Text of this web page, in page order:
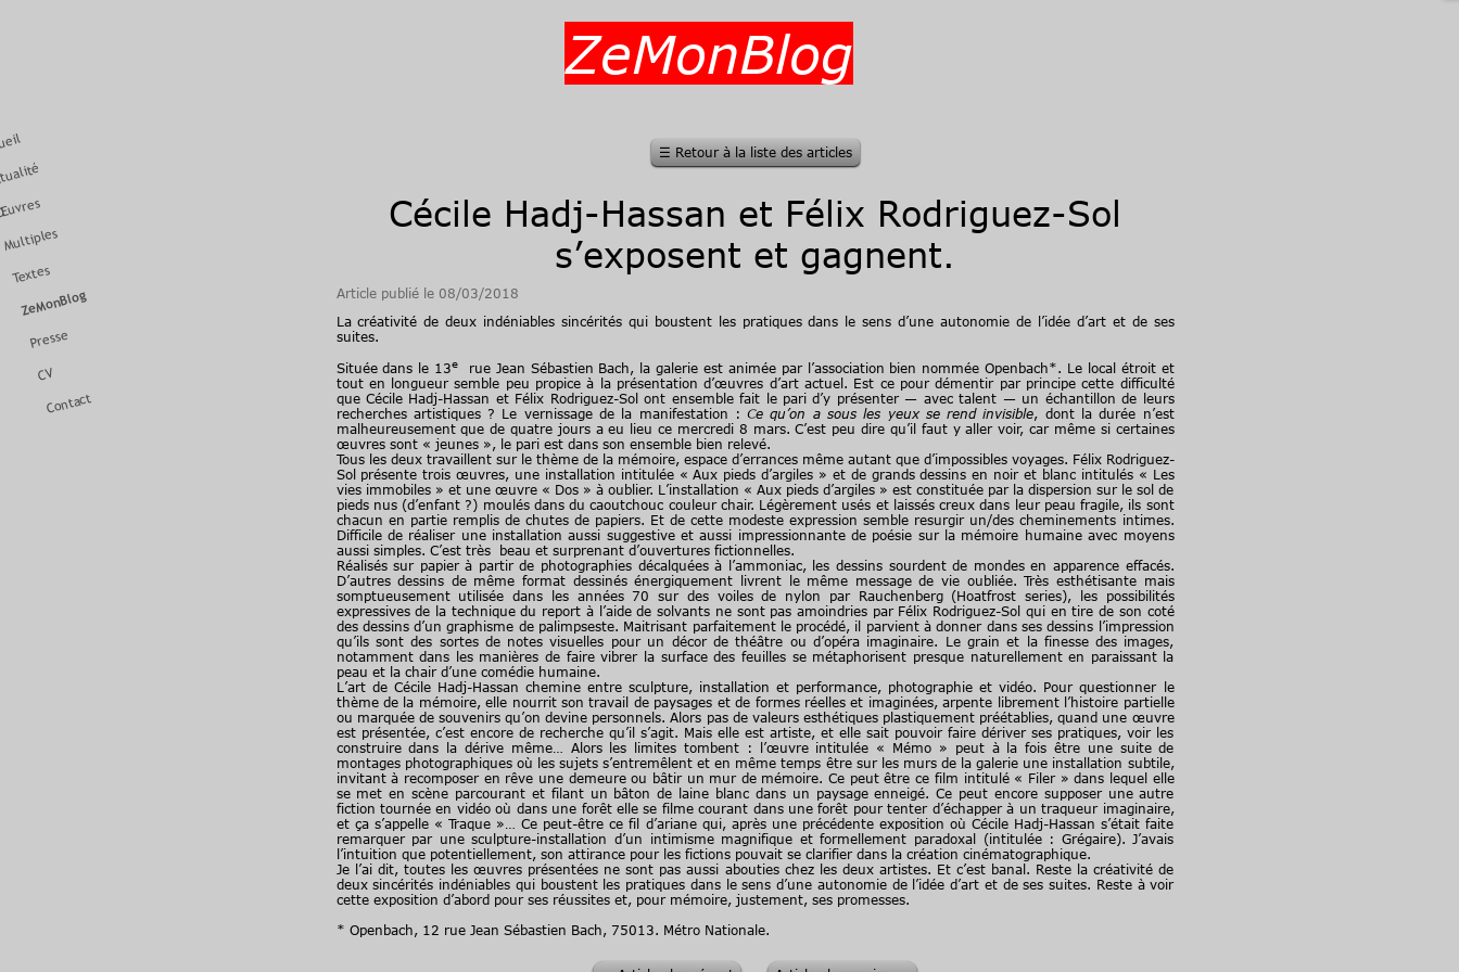
Multiples
Textes
ZeMonBlog
Presse
CV
Contact
ZeMonBlog
☰ Retour à la liste des articles
Cécile Hadj-Hassan et Félix Rodriguez-Sol
s’exposent et gagnent.
Article publié le 08/03/2018
La créativité de deux indéniables sincérités qui boustent les pratiques dans le sens d’une autonomie de l’idée d’art et de ses
suites.
Située dans le 13e rue Jean Sébastien Bach, la galerie est animée par l’association bien nommée Openbach*. Le local étroit et
tout en longueur semble peu propice à la présentation d’œuvres d’art actuel. Est ce pour démentir par principe cette difficulté
que Cécile Hadj-Hassan et Félix Rodriguez-Sol ont ensemble fait le pari d’y présenter ­­— avec talent — un échantillon de leurs
recherches artistiques ? Le vernissage de la manifestation :Ce qu’on a sous les yeux se rend invisible, dont la durée n’est
malheureusement que de quatre jours a eu lieu ce mercredi 8 mars. C’est peu dire qu’il faut y aller voir, car même si certaines
œuvres sont « jeunes », le pari est dans son ensemble bien relevé.
Tous les deux travaillent sur le thème de la mémoire, espace d’errances même autant que d’impossibles voyages. Félix Rodriguez-
Sol présente trois œuvres, une installation intitulée « Aux pieds d’argiles » et de grands dessins en noir et blanc intitulés « Les
vies immobiles » et une œuvre « Dos » à oublier. L’installation « Aux pieds d’argiles » est constituée par la dispersion sur le sol de
pieds nus (d’enfant ?) moulés dans du caoutchouc couleur chair. Légèrement usés et laissés creux dans leur peau fragile, ils sont
chacun en partie remplis de chutes de papiers. Et de cette modeste expression semble resurgir un/des cheminements intimes.
Difficile de réaliser une installation aussi suggestive et aussi impressionnante de poésie sur la mémoire humaine avec moyens
aussi simples. C’est très beau et surprenant d’ouvertures fictionnelles.
Réalisés sur papier à partir de photographies décalquées à l’ammoniac, les dessins sourdent de mondes en apparence effacés.
D’autres dessins de même format dessinés énergiquement livrent le même message de vie oubliée. Très esthétisante mais
somptueusement utilisée dans les années 70 sur des voiles de nylon par Rauchenberg (Hoatfrost series), les possibilités
expressives de la technique du report à l’aide de solvants ne sont pas amoindries par Félix Rodriguez-Sol qui en tire de son coté
des dessins d’un graphisme de palimpseste. Maitrisant parfaitement le procédé, il parvient à donner dans ses dessins l’impression
qu’ils sont des sortes de notes visuelles pour un décor de théâtre ou d’opéra imaginaire. Le grain et la finesse des images,
notamment dans les manières de faire vibrer la surface des feuilles se métaphorisent presque naturellement en paraissant la
peau et la chair d’une comédie humaine.
L’art de Cécile Hadj-Hassan chemine entre sculpture, installation et performance, photographie et vidéo. Pour questionner le
thème de la mémoire, elle nourrit son travail de paysages et de formes réelles et imaginées, arpente librement l’histoire partielle
ou marquée de souvenirs qu’on devine personnels. Alors pas de valeurs esthétiques plastiquement préétablies, quand une œuvre
est présentée, c’est encore de recherche qu’il s’agit. Mais elle est artiste, et elle sait pouvoir faire dériver ses pratiques, voir les
construire dans la dérive même… Alors les limites tombent : l’œuvre intitulée « Mémo » peut à la fois être une suite de
montages photographiques où les sujets s’entremêlent et en même temps être sur les murs de la galerie une installation subtile,
invitant à recomposer en rêve une demeure ou bâtir un mur de mémoire. Ce peut être ce film intitulé « Filer » dans lequel elle
se met en scène parcourant et filant un bâton de laine blanc dans un paysage enneigé. Ce peut encore supposer une autre
fiction tournée en vidéo où dans une forêt elle se filme courant dans une forêt pour tenter d’échapper à un traqueur imaginaire,
et ça s’appelle « Traque »… Ce peut-être ce fil d’ariane qui, après une précédente exposition où Cécile Hadj-Hassan s’était faite
remarquer par une sculpture-installation d’un intimisme magnifique et formellement paradoxal (intitulée : Grégaire). J’avais
l’intuition que potentiellement, son attirance pour les fictions pouvait se clarifier dans la création cinématographique.
Je l’ai dit, toutes les œuvres présentées ne sont pas aussi abouties chez les deux artistes. Et c’est banal. Reste la créativité de
deux sincérités indéniables qui boustent les pratiques dans le sens d’une autonomie de l’idée d’art et de ses suites. Reste à voir
cette exposition d’abord pour ses réussites et, pour mémoire, justement, ses promesses.
* Openbach, 12 rue Jean Sébastien Bach, 75013. Métro Nationale.